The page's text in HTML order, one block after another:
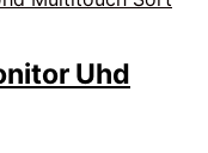
Uhd